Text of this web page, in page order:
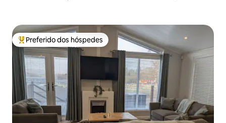
Entre os melhores preferidos dos hóspedes
Preferido dos hóspedes